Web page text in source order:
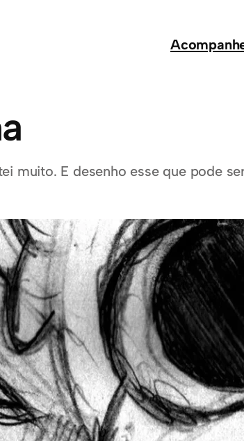
muito. E desenho esse que pode